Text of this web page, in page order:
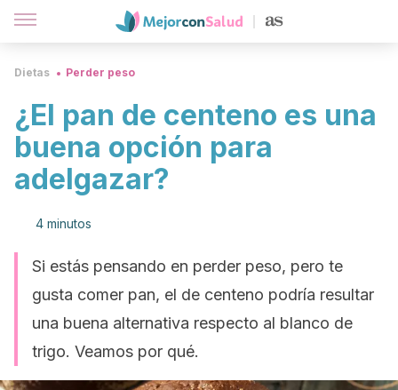
Dietas Perder peso
¿El pan de centeno es una
buena opción para
adelgazar?
4 minutos
Si estás pensando en perder peso, pero te
gusta comer pan, el de centeno podría resultar
una buena alternativa respecto al blanco de
trigo. Veamos por qué.